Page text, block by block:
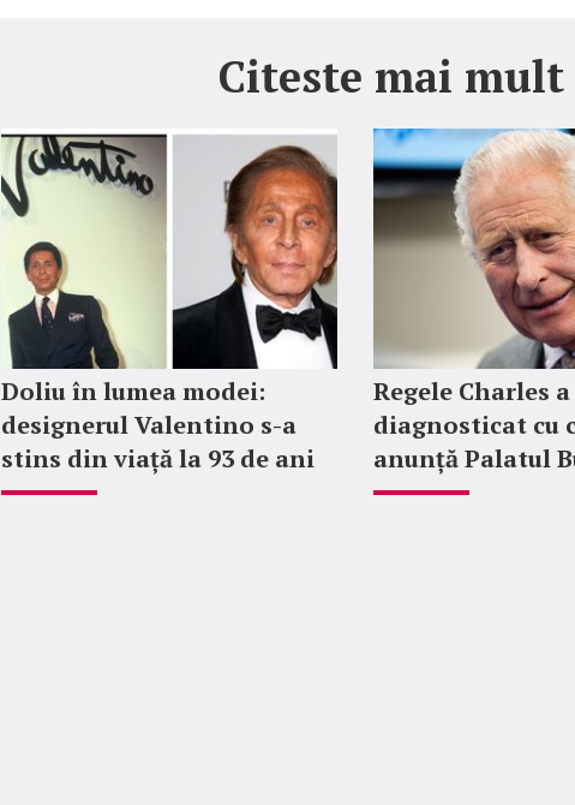
Citeste mai mult
Doliu în lumea modei:
designerul Valentino s-a
stins din viață la 93 de ani
Regele Charles
diagnosticat cu
anunță Palatul